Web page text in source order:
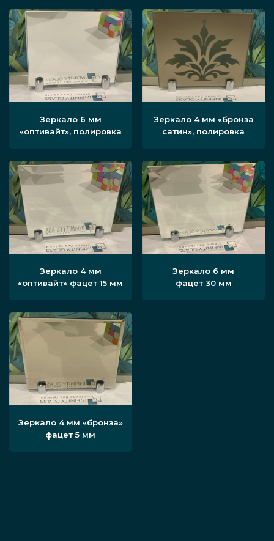
Зеркало 6 мм
«оптивайт», полировка
Зеркало 4 мм «бронза
сатин», полировка
Зеркало 4 мм
«оптивайт» фацет 15 мм
Зеркало 6 мм
фацет 30 мм
Зеркало 4 мм «бронза»
фацет 5 мм